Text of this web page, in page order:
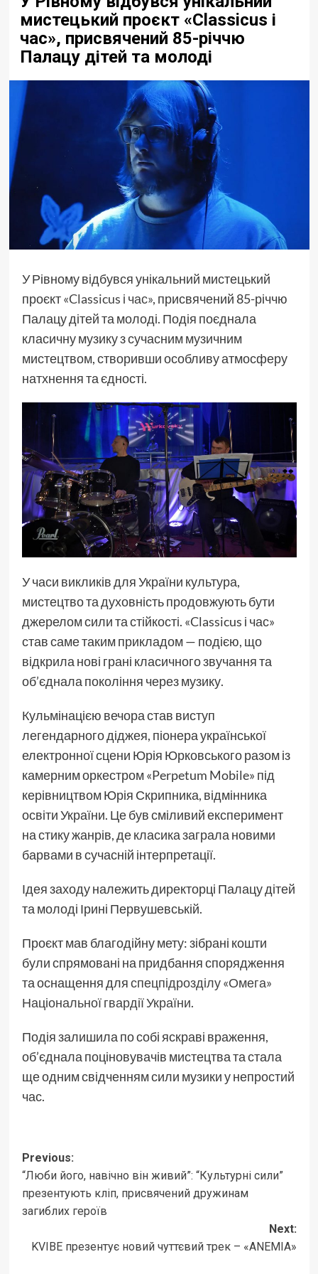
мистецький проєкт «Classicus і
час», присвячений 85-річчю
Палацу дітей та молоді
У Рівному відбувся унікальний мистецький
проєкт«Classicus і час», присвячений 85-річчю
Палацу дітей та молоді. Подія поєднала
класичну музику з сучасним музичним
мистецтвом, створивши особливу атмосферу
натхнення та єдності.
У часи викликів для України культура,
мистецтво та духовність продовжують бути
джерелом сили та стійкості. «Classicus і час»
став саме таким прикладом — подією, що
відкрила нові грані класичного звучання та
об’єднала покоління через музику.
Кульмінацією вечора став виступ
легендарного діджея, піонера української
електронної сцени Юрія Юрковського разом із
камерним оркестром «Perpetum Mobile» під
керівництвом Юрія Скрипника, відмінника
освіти України. Це був сміливий експеримент
на стику жанрів, де класика заграла новими
барвами в сучасній інтерпретації.
Ідея заходу належить директорці Палацу дітей
та молоді Ірині Первушевській.
Проєкт мав благодійну мету: зібрані кошти
були спрямовані на придбання спорядження
та оснащення дляспецпідрозділу «Омега»
Національної гвардії України.
Подія залишила по собі яскраві враження,
об’єднала поціновувачів мистецтва та стала
ще одним свідченням сили музики у непростий
час.
Post
navigation
Previous:
“Люби його, навічно він живий”: “Культурні сили”
презентують кліп, присвячений дружинам
загиблих героїв
Next:
KVIBE презентує новий чуттєвий трек – «ANEMIA»